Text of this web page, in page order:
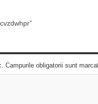
Campurile obligatorii sunt